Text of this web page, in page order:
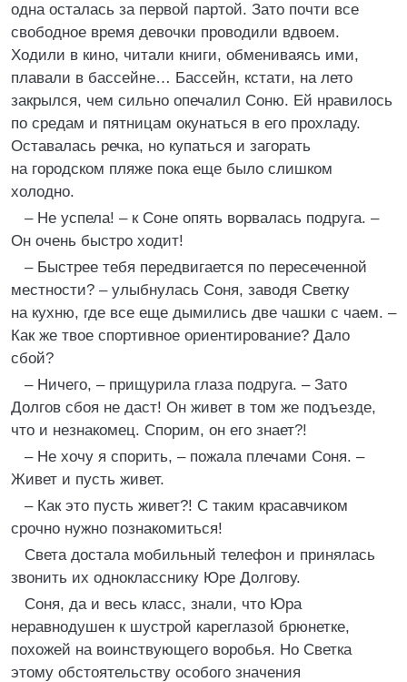
одна осталась за первой партой. Зато почти все
свободное время девочки проводили вдвоем.
Ходили в кино, читали книги, обмениваясь ими,
плавали в бассейне… Бассейн, кстати, на лето
закрылся, чем сильно опечалил Соню. Ей нравилось
по средам и пятницам окунаться в его прохладу.
Оставалась речка, но купаться и загорать
на городском пляже пока еще было слишком
холодно.
– Не успела! – к Соне опять ворвалась подруга. –
Он очень быстро ходит!
– Быстрее тебя передвигается по пересеченной
местности? – улыбнулась Соня, заводя Светку
на кухню, где все еще дымились две чашки с чаем. –
Как же твое спортивное ориентирование? Дало
сбой?
– Ничего, – прищурила глаза подруга. – Зато
Долгов сбоя не даст! Он живет в том же подъезде,
что и незнакомец. Спорим, он его знает?!
– Не хочу я спорить, – пожала плечами Соня. –
Живет и пусть живет.
– Как это пусть живет?! С таким красавчиком
срочно нужно познакомиться!
Света достала мобильный телефон и принялась
звонить их однокласснику Юре Долгову.
Соня, да и весь класс, знали, что Юра
неравнодушен к шустрой кареглазой брюнетке,
похожей на воинствующего воробья. Но Светка
этому обстоятельству особого значения